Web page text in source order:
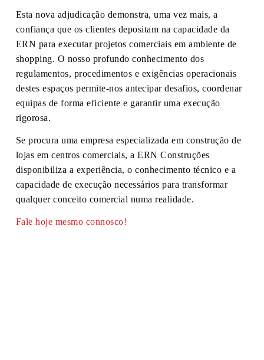
Esta nova adjudicação demonstra, uma vez mais, a
confiança que os clientes depositam na capacidade da
ERN para executar projetos comerciais em ambiente de
shopping. O nosso profundo conhecimento dos
regulamentos, procedimentos e exigências operacionais
destes espaços permite-nos antecipar desafios, coordenar
equipas de forma eficiente e garantir uma execução
rigorosa.
Se procura uma empresa especializada em construção de
lojas em centros comerciais, a ERN Construções
disponibiliza a experiência, o conhecimento técnico e a
capacidade de execução necessários para transformar
qualquer conceito comercial numa realidade.
Fale hoje mesmo connosco!